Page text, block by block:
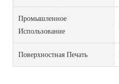
Промышленное
Использование
Поверхностная Печать